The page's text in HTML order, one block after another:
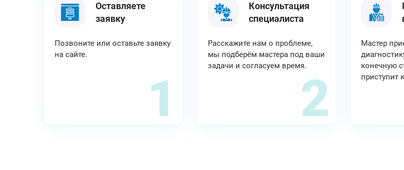
Оставляете
заявку
Позвоните или оставьте заявку
на сайте.
1
Консультация
специалиста
Расскажите нам о проблеме,
мы подберём мастера под ваши
задачи и согласуем время.
2
Мастер
конечную
приступит